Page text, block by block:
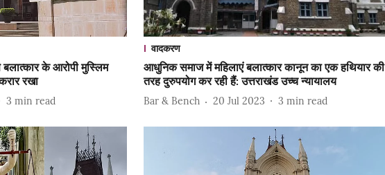
बलात्कार के आरोपी मुस्लिम
रखा
3 min read
वादकरण
आधुनिक समाज में महिलाएं बलात्कार कानून का एक हथियार की
तरह दुरुपयोग कर रही हैं: उत्तराखंड उच्च न्यायालय
Bar & Bench 20 Jul 2023 3 min read